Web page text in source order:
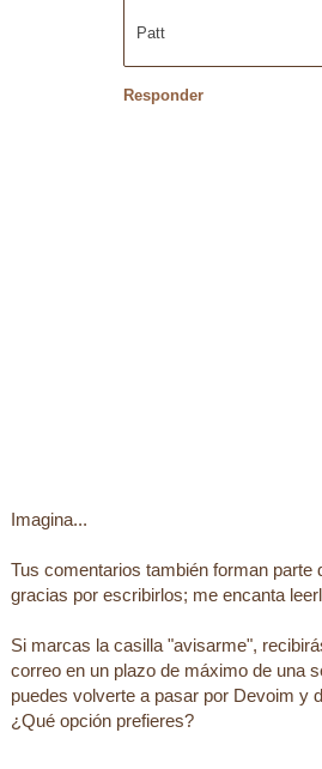
Patt
Responder
Imagina...
Tus comentarios también forman parte
gracias por escribirlos; me encanta
Si marcas la casilla "avisarme",
correo en un plazo de máximo de una
puedes volverte a pasar por Devoim y
¿Qué opción prefieres?